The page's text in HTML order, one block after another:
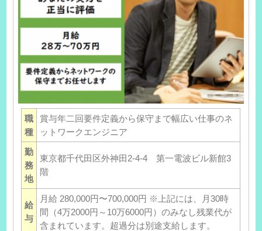
職
種
賞与年二回要件定義から保守まで幅広い仕事のネ
ットワークエンジニア
勤
務
地
東京都千代田区外神田2-4-4 第一電波ビル新館3
階
給
与
月給 280,000円〜700,000円 ※上記には、月30時
間（4万2000円～10万6000円）のみなし残業代が
含まれています。超過分は別途支給します。